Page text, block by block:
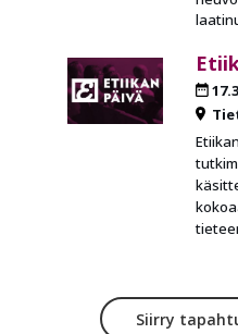
Siirry